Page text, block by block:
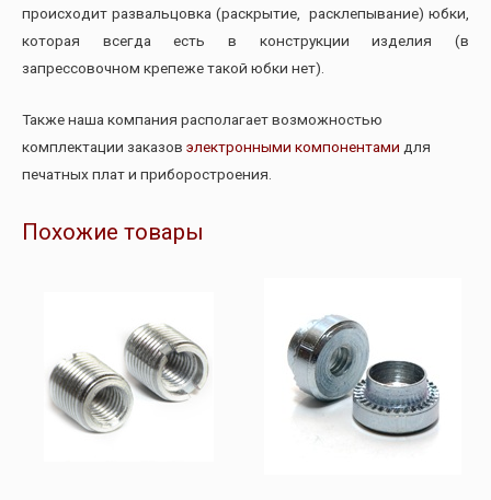
происходит развальцовка (раскрытие, расклепывание) юбки,
которая всегда есть в конструкции изделия (в
запрессовочном крепеже такой юбки нет).
Также наша компания располагает возможностью
комплектации заказов электронными компонентами для
печатных плат и приборостроения.
Похожие товары